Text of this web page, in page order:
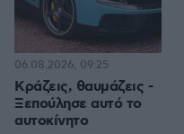
Κράζεις, θαυμάζεις -
Ξεπούλησε αυτό το
αυτοκίνητο
06.08.2026, 09:25